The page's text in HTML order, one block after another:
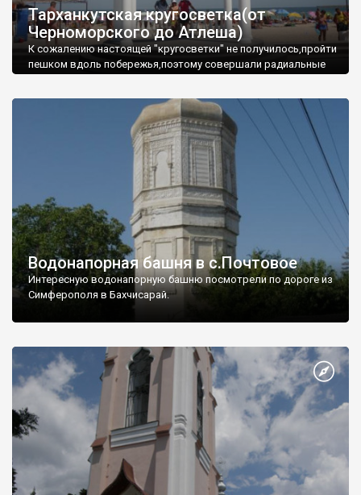
Тарханкутская кругосветка(от
Черноморского до Атлеша)
К сожалению настоящей "кругосветки" не получилось,пройти
пешком вдоль побережья,поэтому совершали радиальные
Водонапорная башня в с.Почтовое
Интересную водонапорную башню посмотрели по дороге из
Симферополя в Бахчисарай.